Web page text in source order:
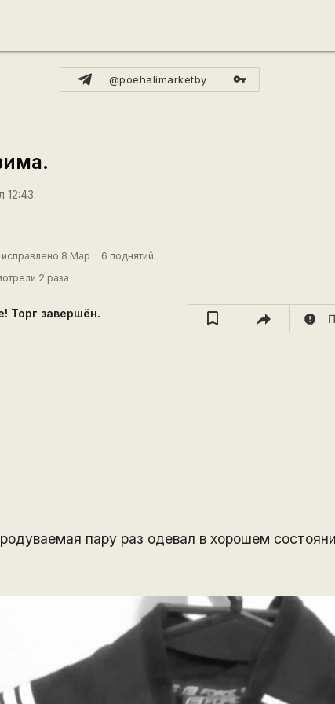
@poehalimarketby vpn_key
исправлено 8 Мар
6 поднятий
2 раза
Торг завершён. report
пару раз одевал в хорошем